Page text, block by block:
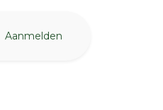
Aanmelden